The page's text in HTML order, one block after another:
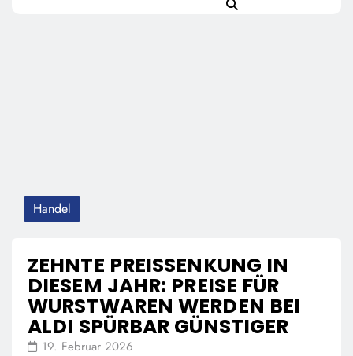
Handel
ZEHNTE PREISSENKUNG IN
DIESEM JAHR: PREISE FÜR
WURSTWAREN WERDEN BEI
ALDI SPÜRBAR GÜNSTIGER
19. Februar 2026